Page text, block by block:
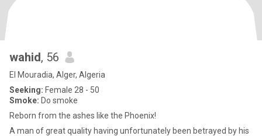
wahid, 56
El Mouradia, Alger, Algeria
Seeking: Female 28 - 50
Smoke: Do smoke
Reborn from the ashes like the Phoenix!
A man of great quality having unfortunately been betrayed by his